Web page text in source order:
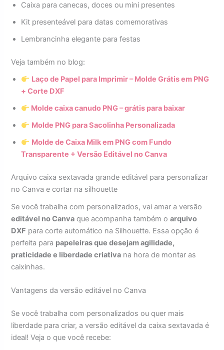
Caixa para canecas, doces ou mini presentes
Kit presenteável para datas comemorativas
Lembrancinha elegante para festas
Veja também no blog:
Laço de Papel para Imprimir – Molde Grátis em PNG
+ Corte DXF
Molde caixa canudo PNG – grátis para baixar
Molde PNG para Sacolinha Personalizada
Molde de Caixa Milk em PNG com Fundo
Transparente + Versão Editável no Canva
Arquivo caixa sextavada grande editável para personalizar
no Canva e cortar na silhouette
Se você trabalha com personalizados, vai amar a versão
editável no Canva que acompanha também oarquivo
DXF para corte automático na Silhouette. Essa opção é
perfeita para papeleiras que desejam agilidade,
praticidade e liberdade criativa na hora de montar as
caixinhas.
Vantagens da versão editável no Canva
Se você trabalha com personalizados ou quer mais
liberdade para criar, a versão editável da caixa sextavada é
ideal! Veja o que você recebe: